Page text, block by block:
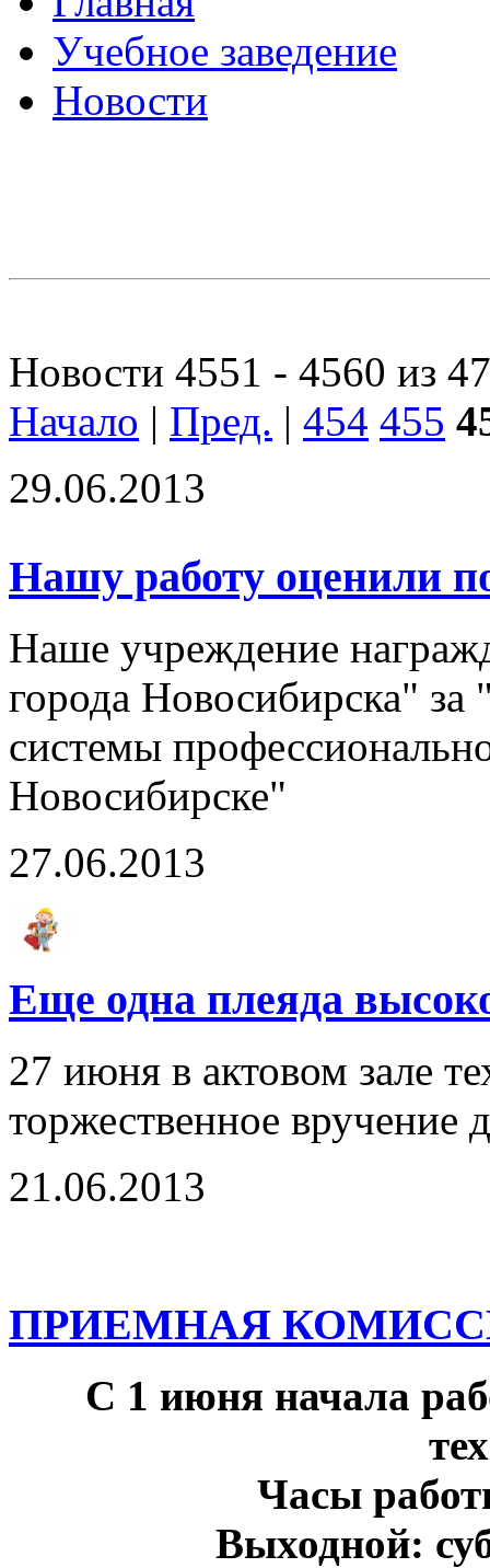
Учебное заведение
Новости
Новости 4551 - 4560 из
Начало | Пред. | 454 455
29.06.2013
Нашу работу оценили
Наше учреждение
города Новосибирска" за
системы
Новосибирске"
27.06.2013
Еще одна плеяда
27 июня в актовом зале
торжественное
21.06.2013
ПРИЕМНАЯ
С 1 июня начала
Часы
Выходной: